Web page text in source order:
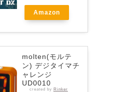
Amazon
molten(モルテ
ン) デジタイマチ
ャレンジ
UD0010
created by Rinker